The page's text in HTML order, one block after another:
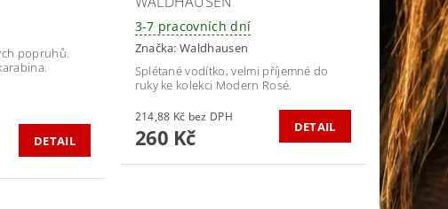
popruhů.
DETAIL
3-7 pracovních dní
Značka:Waldhausen
Splétané vodítko, velmi příjemné do
ruky ke kolekci Modern Rosé.
214,88 Kč bez DPH
260 Kč DETAIL